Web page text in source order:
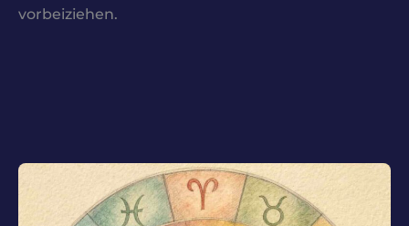
vorbeiziehen.